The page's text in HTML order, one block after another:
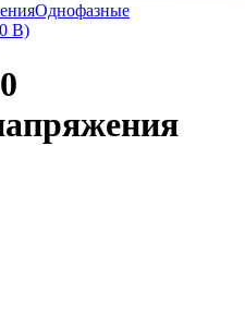
Однофазные
В)